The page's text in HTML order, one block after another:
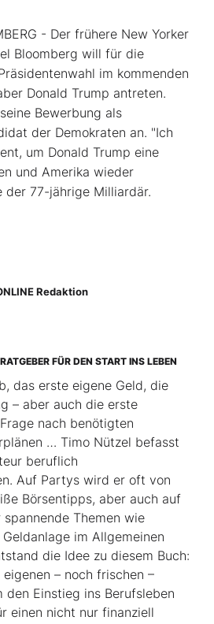
- Der frühere New Yorker
Bloomberg will für die
im kommenden
Donald Trump antreten.
Bewerbung als
der Demokraten an. "Ich
um Donald Trump eine
und Amerika wieder
der 77-jährige Milliardär.
Redaktion
FÜR DEN START INS LEBEN
das erste eigene Geld, die
– aber auch die erste
nach benötigten
… Timo Nützel befasst
beruflich
Auf Partys wird er oft von
Börsentipps, aber auch auf
Themen wie
im Allgemeinen
die Idee zu diesem Buch:
– noch frischen –
den Einstieg ins Berufsleben
einen nicht nur finanziell